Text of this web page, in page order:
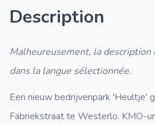
Description
Malheureusement, la
dans la langue sélectionnée.
Een nieuw bedrijvenpark 'Heultje'
Fabriekstraat te Westerlo. KMO-